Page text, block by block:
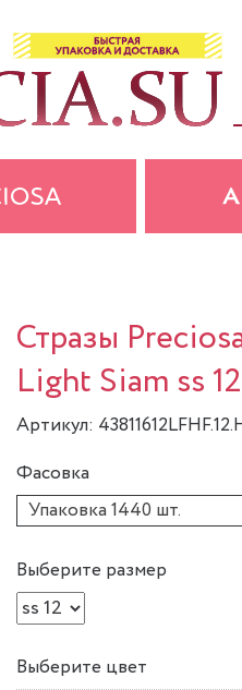
Стразы
Light Siam ss
Артикул:
Фасовка
Упаковка 1440 шт.
Выберите размер
Выберите цвет